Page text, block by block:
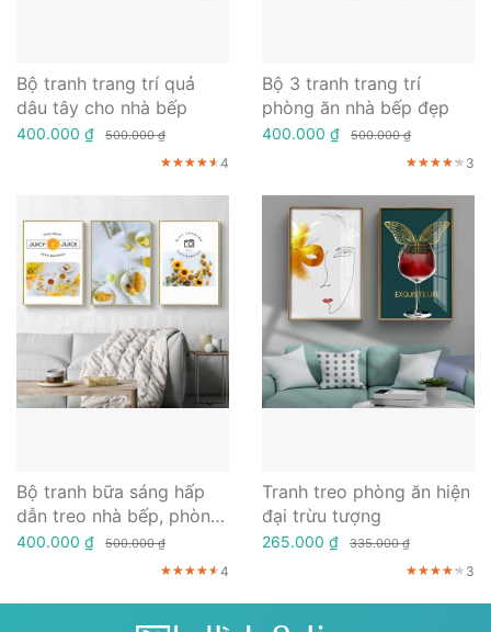
Bộ tranh trang trí quả
dâu tây cho nhà bếp
400.000 ₫ 500.000 ₫
★★★★★
★★★★★
★★★★★4
Bộ 3 tranh trang trí
phòng ăn nhà bếp đẹp
400.000 ₫ 500.000 ₫
★★★★★
★★★★★
★★★★★ 3
Bộ tranh bữa sáng hấp
dẫn treo nhà bếp, phòng
ăn
400.000 ₫ 500.000 ₫
★★★★★
★★★★★
★★★★★4
Tranh treo phòng ăn hiện
đại trừu tượng
265.000 ₫ 335.000 ₫
★★★★★
★★★★★
★★★★★ 3